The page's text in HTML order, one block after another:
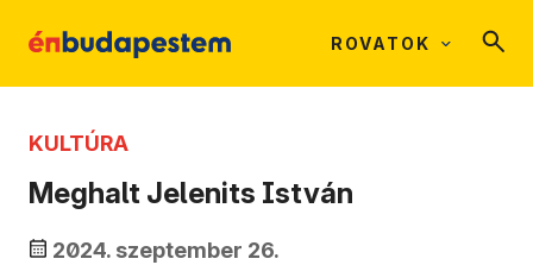
ROVATOK
KULTÚRA
Meghalt Jelenits István
2024. szeptember 26.